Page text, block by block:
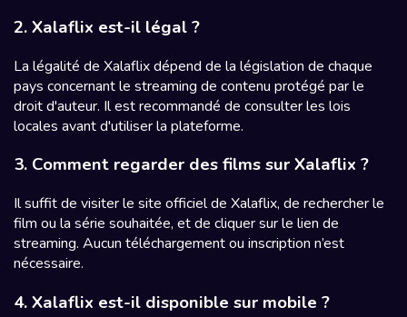
2. Xalaflix est-il légal ?
La légalité de Xalaflix dépend de la législation de chaque
pays concernant le streaming de contenu protégé par le
droit d'auteur. Il est recommandé de consulter les lois
locales avant d'utiliser la plateforme.
3. Comment regarder des films sur Xalaflix ?
Il suffit de visiter le site officiel de Xalaflix, de rechercher le
film ou la série souhaitée, et de cliquer sur le lien de
streaming. Aucun téléchargement ou inscription n’est
nécessaire.
4. Xalaflix est-il disponible sur mobile ?